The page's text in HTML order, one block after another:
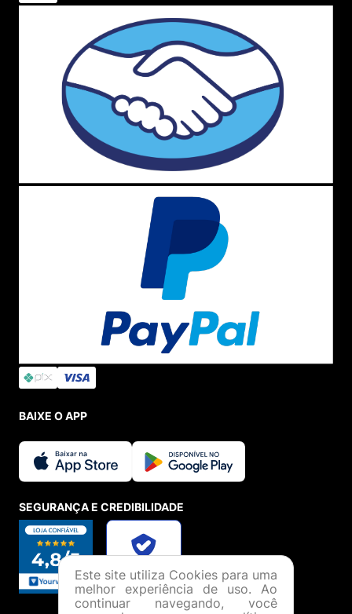
BAIXE O APP
SEGURANÇA E CREDIBILIDADE
Este site utiliza Cookies para uma
melhor experiência de uso. Ao
continuar navegando, você